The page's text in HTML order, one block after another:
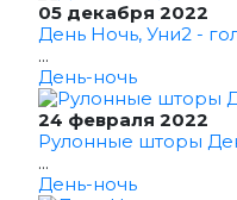
05 декабря 2022
День Ночь, Уни2 -
...
День-ночь
24 февраля 2022
Рулонные шторы
...
День-ночь